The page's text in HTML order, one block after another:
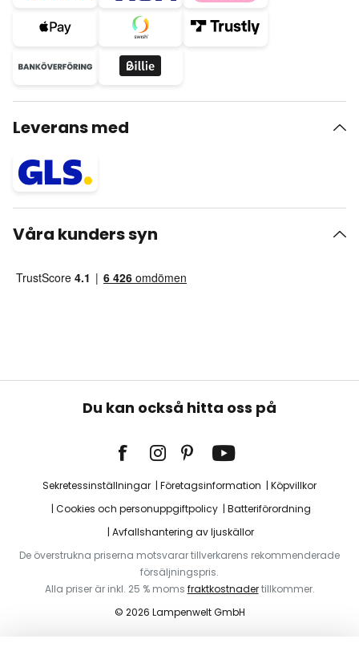
Leverans med
Våra kunders syn
Du kan också hitta oss på
Sekretessinställningar Företagsinformation
Köpvillkor
Cookies och personuppgiftpolicy
Batteriförordning
Avfallshantering av ljuskällor
De överstrukna priserna motsvarar tillverkarens rekommenderade
försäljningspris.
Alla priser är inkl. 25 % moms fraktkostnadertillkommer.
© 2026 Lampenwelt GmbH